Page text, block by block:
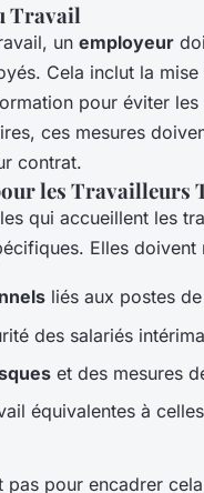
Travail
un employeur
Cela inclut la
pour éviter les
ces mesures
contrat.
les Travailleurs
qui accueillent les
Elles doivent
liés aux postes
des salariés
et des mesures
équivalentes à
pas pour encadrer